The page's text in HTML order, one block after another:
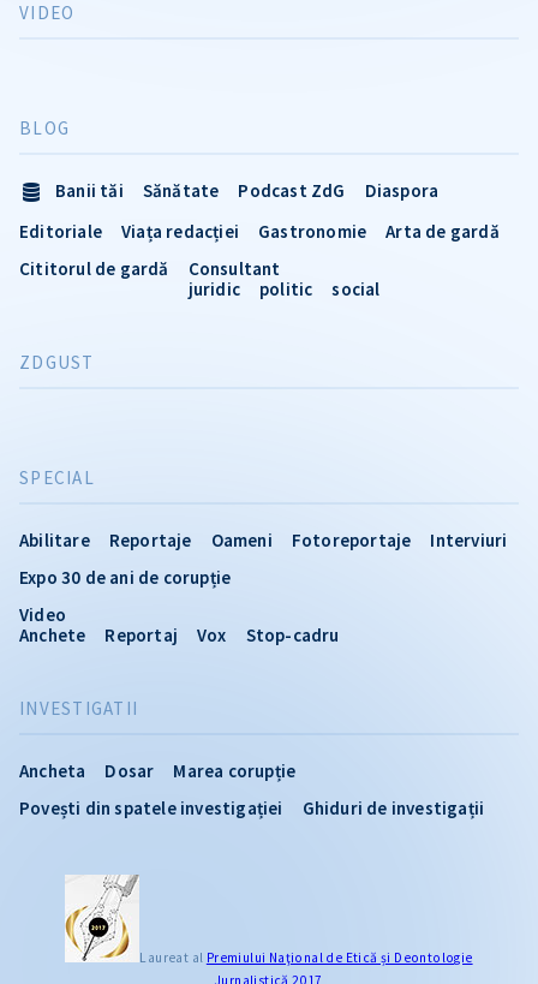
INVESTIGATII
Ancheta Dosar
Marea corupție
Povești din spatele investigației
Ghiduri de investigații
VIDEO
SPECIAL
Abilitare Reportaje Oameni Fotoreportaje
Interviuri
Expo 30 de ani de corupție
Video
Anchete
Reportaj Vox Stop-cadru
BLOG
Banii tăi Sănătate Podcast ZdG
Diaspora
Editoriale
Viața redacției Gastronomie
Arta de gardă
Cititorul de gardă
Consultant
juridic
politic social
ZDGUST
Laureat al Premiului Naţional de Etică și Deontologie
Jurnalistică 2017